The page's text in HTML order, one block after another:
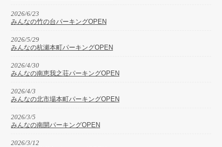
2026/6/23
みんなの竹の台パーキングOPEN
2026/5/29
みんなの杭瀬本町パーキングOPEN
2026/4/30
みんなの南恵我之荘パーキングOPEN
2026/4/3
みんなの北市場本町パーキングOPEN
2026/3/5
みんなの南開パーキングOPEN
2026/3/12